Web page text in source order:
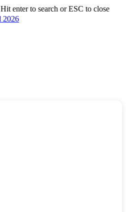
Hit enter to search or ESC to close